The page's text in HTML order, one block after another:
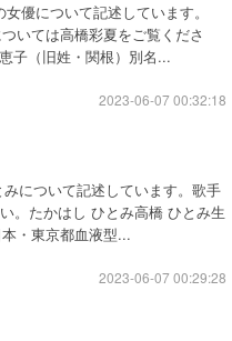
優について記述しています。
いては高橋彩夏をご覧くださ
子（旧姓・関根）別名...
2023-06-07 00:32:18
について記述しています。歌手
。たかはし ひとみ高橋 ひとみ生
・東京都血液型...
2023-06-07 00:29:28